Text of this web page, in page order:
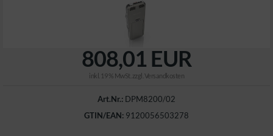
808,01 EUR
inkl. 19 % MwSt. zzgl. Versandkosten
Art.Nr.: DPM8200/02
GTIN/EAN: 9120056503278